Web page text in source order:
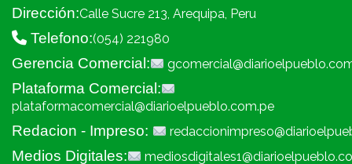
Dirección:Calle Sucre 213, Arequipa, Peru
Telefono:(054) 221980
Gerencia Comercial:
Plataforma Comercial:
plataformacomercial@diarioelpueblo.com.pe
Redacion - Impreso:
Medios Digitales: